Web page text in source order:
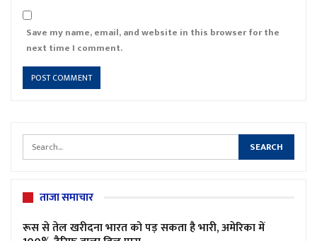
Save my name, email, and website in this browser for the
next time I comment.
ताजा समाचार
रूस से तेल खरीदना भारत को पड़ सकता है भारी, अमेरिका में